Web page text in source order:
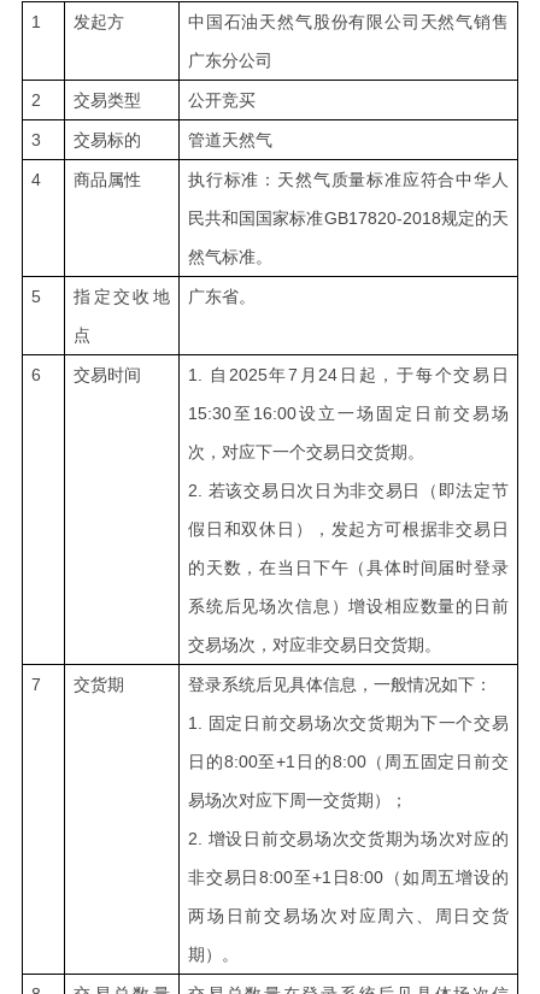
1 发起方
中国石油天然气股份有限公司天然气销售
广东分公司
2 交易类型 公开竞买
3 交易标的 管道天然气
4 商品属性
执行标准：天然气质量标准应符合中华人
民共和国国家标准GB17820-2018规定的天
然气标准。
5
指定交收地
点
广东省。
6 交易时间 1.
自2025年7月24日起，于每个交易日
15:30至16:00设立一场固定日前交易场
次，对应下一个交易日交货期。
2. 若该交易日次日为非交易日（即法定节
假日和双休日），发起方可根据非交易日
的天数，在当日下午（具体时间届时登录
系统后见场次信息）增设相应数量的日前
交易场次，对应非交易日交货期。
7 交货期
登录系统后见具体信息，一般情况如下：
1.
固定日前交易场次交货期为下一个交易
日的8:00至+1日的8:00（周五固定日前交
易场次对应下周一交货期）；
2. 增设日前交易场次交货期为场次对应的
非交易日8:00至+1日8:00（如周五增设的
两场日前交易场次对应周六、周日交货
期）。